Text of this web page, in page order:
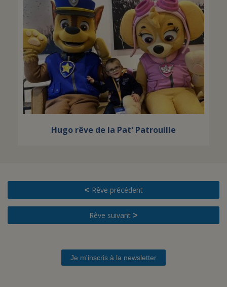
Hugo rêve de la Pat' Patrouille
< Rêve précédent
Rêve suivant >
Je m'inscris à la newsletter